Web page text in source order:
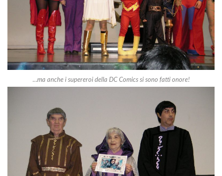
…ma anche i supereroi della DC Comics si sono fatti onore!